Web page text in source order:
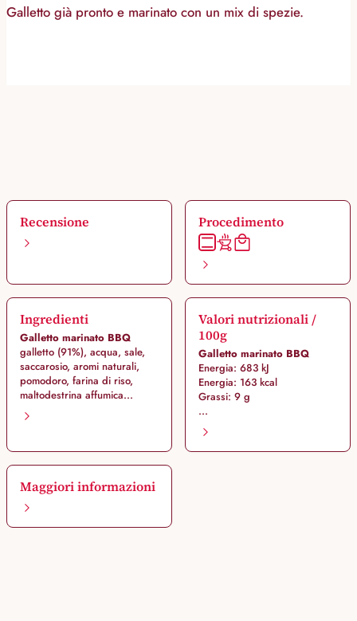
Galletto già pronto e marinato con un mix di spezie.
Recensione Procedimento
Ingredienti
Galletto marinato BBQ
galletto (91%), acqua, sale,
saccarosio, aromi naturali,
pomodoro, farina di riso,
maltodestrina affumica...
Valori nutrizionali /
100g
Galletto marinato BBQ
Energia: 683 kJ
Energia: 163 kcal
Grassi: 9 g
...
Maggiori informazioni